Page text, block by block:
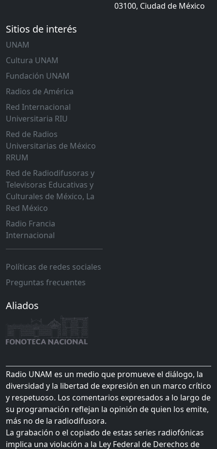
03100, Ciudad de México
Sitios de interés
UNAM
Cultura UNAM
Fundación UNAM
Radios de América
Red Internacional
Universitaria RIU
Red de Radios
Universitarias de México
RRUM
Red de Radiodifusoras y
Televisoras Educativas y
Culturales de México, La
Red México
Radio Francia
Internacional
Políticas de redes sociales
Preguntas frecuentes
Aliados
Radio UNAM es un medio que promueve el diálogo, la
diversidad y la libertad de expresión en un marco crítico
y respetuoso. Los comentarios expresados a lo largo de
su programación reflejan la opinión de quien los emite,
más no de la radiodifusora.
La grabación o el copiado de estas series radiofónicas
implica una violación a la Ley Federal de Derechos de